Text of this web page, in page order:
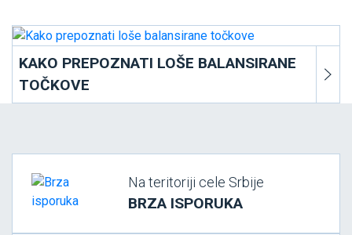
KAKO PREPOZNATI LOŠE BALANSIRANE
TOČKOVE
Na teritoriji cele Srbije
BRZA ISPORUKA